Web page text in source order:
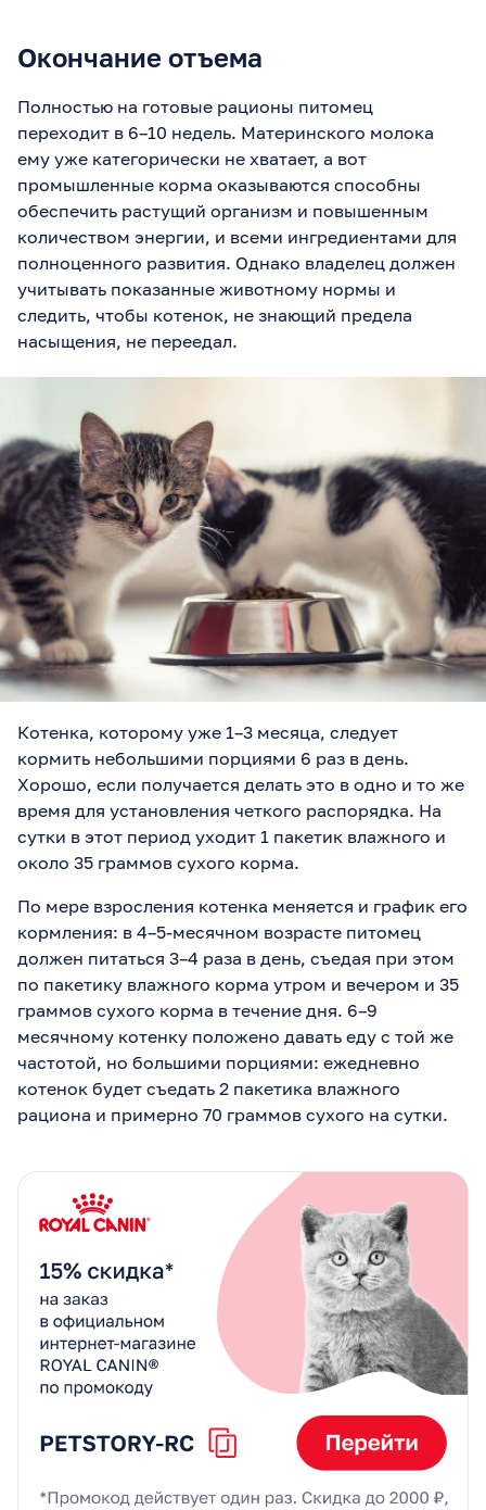
Окончание отъема
Полностью на готовые рационы питомец
переходит в 6–10 недель. Материнского молока
ему уже категорически не хватает, а вот
промышленные корма оказываются способны
обеспечить растущий организм и повышенным
количеством энергии, и всеми ингредиентами для
полноценного развития. Однако владелец должен
учитывать показанные животному нормы и
следить, чтобы котенок, не знающий предела
насыщения, не переедал.
Котенка, которому уже 1–3 месяца, следует
кормить небольшими порциями 6 раз в день.
Хорошо, если получается делать это в одно и то же
время для установления четкого распорядка. На
сутки в этот период уходит 1 пакетик влажного и
около 35 граммов сухого корма.
По мере взросления котенка меняется и график его
кормления: в 4–5-месячном возрасте питомец
должен питаться 3–4 раза в день, съедая при этом
по пакетику влажного корма утром и вечером и 35
граммов сухого корма в течение дня. 6–9
месячному котенку положено давать еду с той же
частотой, но большими порциями: ежедневно
котенок будет съедать 2 пакетика влажного
рациона и примерно 70 граммов сухого на сутки.